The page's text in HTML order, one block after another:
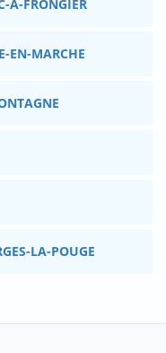
A-FRONGIER
EN-MARCHE
LA-POUGE